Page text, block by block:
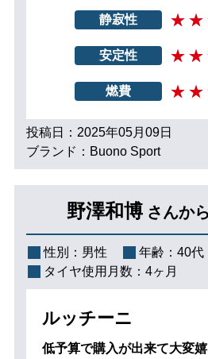
静寂性
安定性
燃費
投稿日：2025年05月09日
ブランド：Buono Sport
野澤和博 さんか
性別： 男性 年齢： 40代
タイヤ使用月数： 4ヶ月
ルッチーニ
低予算で購入が出来て大変